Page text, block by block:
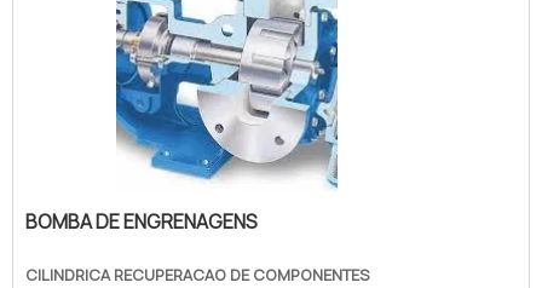
BOMBA DE ENGRENAGENS
CILINDRICA RECUPERACAO DE COMPONENTES